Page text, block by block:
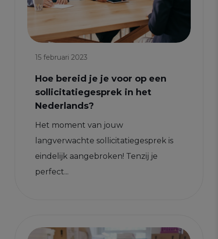
15 februari 2023
Hoe bereid je je voor op een
sollicitatiegesprek in het
Nederlands?
Het moment van jouw
langverwachte sollicitatiegesprek is
eindelijk aangebroken! Tenzij je
perfect...